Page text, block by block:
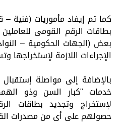
كما تم إيفاد مأموريات (فنية –
بطاقات الرقم القومى
بعض (الجهات الحكومية –
الإجراءات اللازمة لإستخراجها
بالإضافة إلى مواصلة إستقبال
خدمات "كبار السن وذو
لإستخراج وتجديد بطاقات
حصولهم على أى من مصدرات